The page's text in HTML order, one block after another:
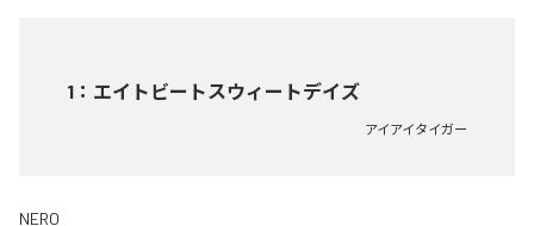
1 ： エイトビートスウィートデイズ
アイアイタイガー
NERO